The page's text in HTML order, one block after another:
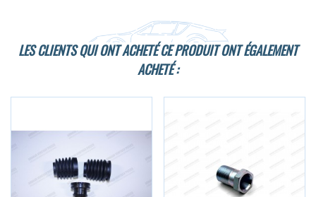
LES CLIENTS QUI ONT ACHETÉ CE PRODUIT ONT ÉGALEMENT
ACHETÉ :